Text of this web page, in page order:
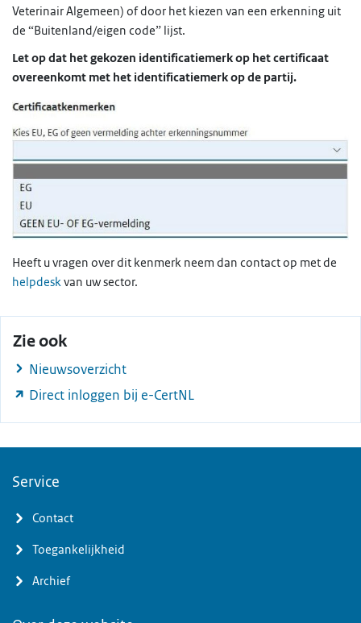
Veterinair Algemeen) of door het kiezen van een erkenning uit
de “Buitenland/eigen code” lijst.
Let op dat het gekozen identificatiemerk op het certificaat
overeenkomt met het identificatiemerk op de partij.
Heeft u vragen over dit kenmerk neem dan contact op met de
helpdeskvan uw sector.
Zie ook
Nieuwsoverzicht
Direct inloggen bij e-CertNL
Service
Contact
Toegankelijkheid
Archief